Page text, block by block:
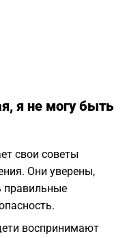
я не могу быть
свои советы
Они уверены,
правильные
воспринимают